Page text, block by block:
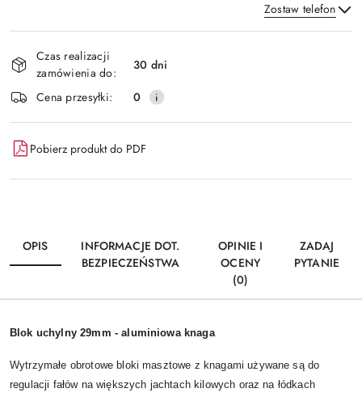
Zostaw telefon
i
dostawa
Czas realizacji
zamówienia do:
30 dni
Cena przesyłki:
0
Pobierz produkt do PDF
OPIS
INFORMACJE DOT.
BEZPIECZEŃSTWA
OPINIE I
OCENY
(0)
ZADAJ
PYTANIE
Blok uchylny 29mm - aluminiowa knaga
Wytrzymałe obrotowe bloki masztowe z knagami używane są do
regulacji fałów na większych jachtach kilowych oraz na łódkach